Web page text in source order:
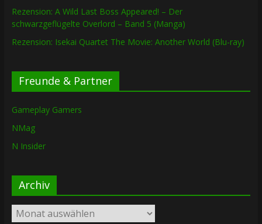
Rezension: A Wild Last Boss Appeared! – Der
schwarzgeflügelte Overlord – Band 5 (Manga)
Rezension: Isekai Quartet The Movie: Another World (Blu-ray)
Freunde & Partner
Gameplay Gamers
NMag
N Insider
Archiv
Archiv